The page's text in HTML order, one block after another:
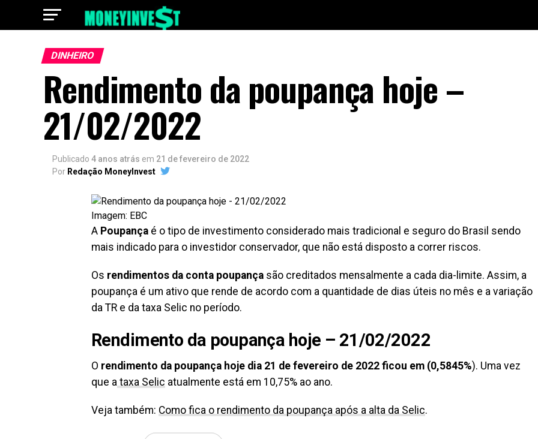
DINHEIRO
Rendimento da poupança hoje –
21/02/2022
Publicado 4 anos atrás em 21 de fevereiro de 2022
Por Redação MoneyInvest
Imagem: EBC
A Poupança é o tipo de investimento considerado mais tradicional e seguro do Brasil sendo
mais indicado para o investidor conservador, que não está disposto a correr riscos.
Os rendimentos da conta poupança são creditados mensalmente a cada dia-limite. Assim, a
poupança é um ativo que rende de acordo com a quantidade de dias úteis no mês e a variação
da TR e da taxa Selic no período.
Rendimento da poupança hoje – 21/02/2022
O rendimento da poupança hoje dia 21 de fevereiro de 2022 ficou em (0,5845%). Uma vez
que a taxa Selic atualmente está em 10,75% ao ano.
Veja também: Como fica o rendimento da poupança após a alta da Selic.